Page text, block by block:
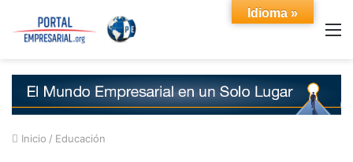
Inicio / Educación
Idioma »